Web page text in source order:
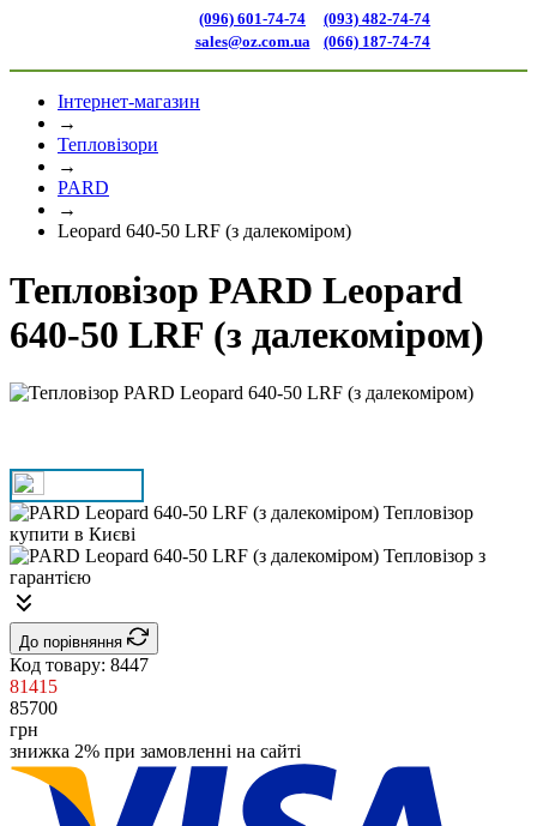
(096) 601-74-74
sales@oz.com.ua
(093) 482-74-74
(066) 187-74-74
Інтернет-магазин
→
Тепловізори
→
PARD
→
Leopard 640-50 LRF (з далекоміром)
Тепловізор PARD Leopard
640-50 LRF (з далекоміром)
До порівняння
Код товару: 8447
81415
85700
грн
знижка 2% при замовленні на сайті